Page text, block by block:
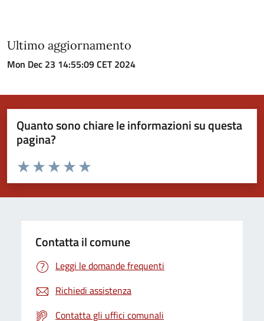
Ultimo aggiornamento
Mon Dec 23 14:55:09 CET 2024
Quanto sono chiare le informazioni su questa
pagina?
Valuta da 1 a 5 stelle la pagina
Valuta 5 stelle su 5
Valuta 4 stelle su 5
Valuta 3 stelle su 5
Valuta 2 stelle su 5
Valuta 1 stelle su 5
Contatta il comune
Leggi le domande frequenti
Richiedi assistenza
Contatta gli uffici comunali